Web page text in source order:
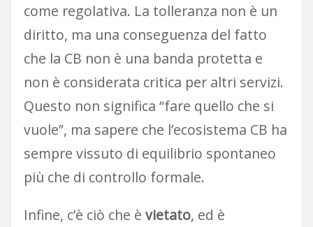
come regolativa. La tolleranza non è un
diritto, ma una conseguenza del fatto
che la CB non è una banda protetta e
non è considerata critica per altri servizi.
Questo non significa “fare quello che si
vuole”, ma sapere che l’ecosistema CB ha
sempre vissuto di equilibrio spontaneo
più che di controllo formale.
Infine, c’è ciò che è vietato, ed è